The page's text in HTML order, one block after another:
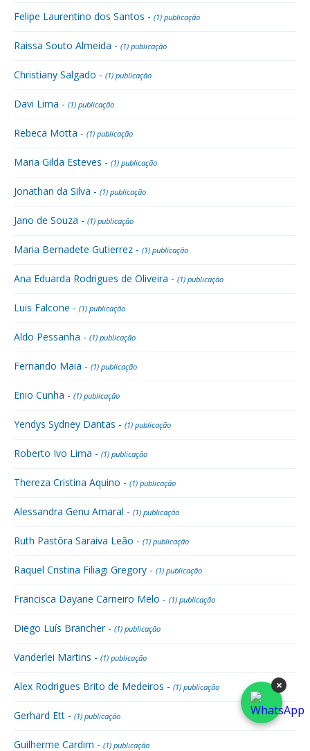
Felipe Laurentino dos Santos - (1) publicação
Raissa Souto Almeida - (1) publicação
Christiany Salgado - (1) publicação
Davi Lima - (1) publicação
Rebeca Motta - (1) publicação
Maria Gilda Esteves - (1) publicação
Jonathan da Silva - (1) publicação
Jano de Souza - (1) publicação
Maria Bernadete Gutierrez - (1) publicação
Ana Eduarda Rodrigues de Oliveira - (1) publicação
Luis Falcone - (1) publicação
Aldo Pessanha - (1) publicação
Fernando Maia - (1) publicação
Enio Cunha - (1) publicação
Yendys Sydney Dantas - (1) publicação
Roberto Ivo Lima - (1) publicação
Thereza Cristina Aquino - (1) publicação
Alessandra Genu Amaral - (1) publicação
Ruth Pastôra Saraiva Leão - (1) publicação
Raquel Cristina Filiagi Gregory - (1) publicação
Francisca Dayane Carneiro Melo - (1) publicação
Diego Luís Brancher - (1) publicação
Vanderlei Martins - (1) publicação
Alex Rodrigues Brito de Medeiros - (1) publicação
Gerhard Ett - (1) publicação
Guilherme Cardim - (1) publicação
×